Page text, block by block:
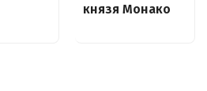
князя Монако